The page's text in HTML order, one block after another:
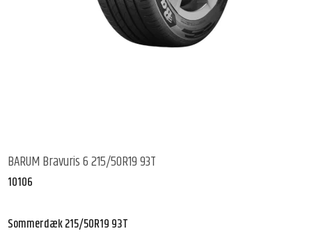
BARUM Bravuris 6 215/50R19 93T
10106
Sommerdæk 215/50R19 93T